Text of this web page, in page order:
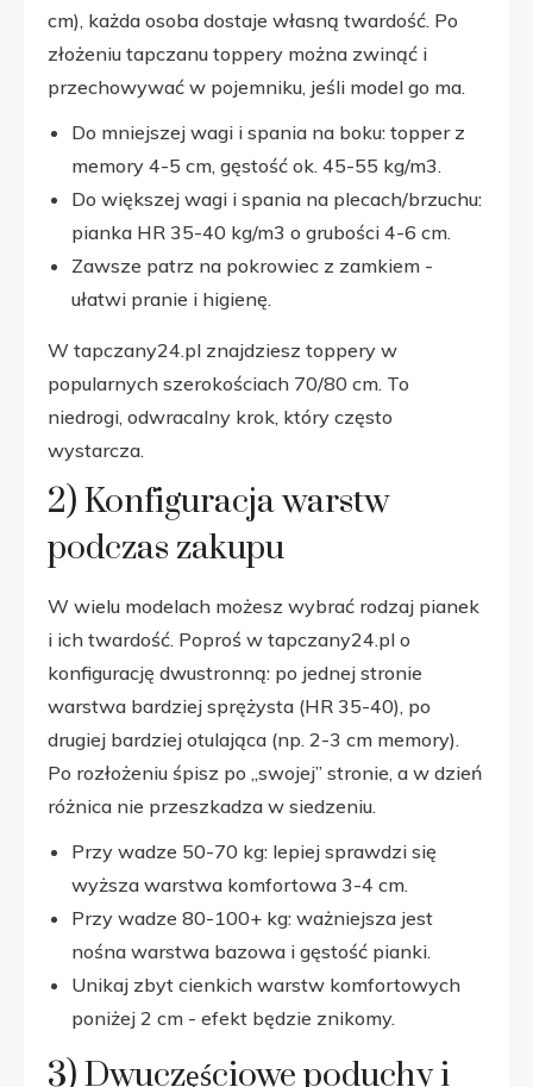
cm), każda osoba dostaje własną twardość. Po
złożeniu tapczanu toppery można zwinąć i
przechowywać w pojemniku, jeśli model go ma.
Do mniejszej wagi i spania na boku: topper z
memory 4-5 cm, gęstość ok. 45-55 kg/m3.
Do większej wagi i spania na plecach/brzuchu:
pianka HR 35-40 kg/m3 o grubości 4-6 cm.
Zawsze patrz na pokrowiec z zamkiem -
ułatwi pranie i higienę.
W tapczany24.pl znajdziesz toppery w
popularnych szerokościach 70/80 cm. To
niedrogi, odwracalny krok, który często
wystarcza.
2) Konfiguracja warstw
podczas zakupu
W wielu modelach możesz wybrać rodzaj pianek
i ich twardość. Poproś w tapczany24.pl o
konfigurację dwustronną: po jednej stronie
warstwa bardziej sprężysta (HR 35-40), po
drugiej bardziej otulająca (np. 2-3 cm memory).
Po rozłożeniu śpisz po „swojej” stronie, a w dzień
różnica nie przeszkadza w siedzeniu.
Przy wadze 50-70 kg: lepiej sprawdzi się
wyższa warstwa komfortowa 3-4 cm.
Przy wadze 80-100+ kg: ważniejsza jest
nośna warstwa bazowa i gęstość pianki.
Unikaj zbyt cienkich warstw komfortowych
poniżej 2 cm - efekt będzie znikomy.
3) Dwuczęściowe poduchy i